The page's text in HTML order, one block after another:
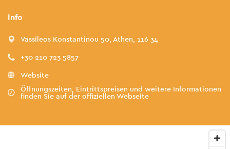
Info
Vassileos Konstantinou 50, Athen, 116 34
+30 210 723 5857
Website
Öffnungszeiten, Eintrittspreisen und weitere Informationen
finden Sie auf der offiziellen Webseite